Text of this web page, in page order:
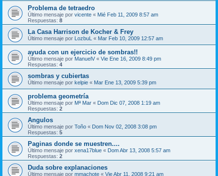
Problema de tetraedro
Último mensaje por vicente « Mié Feb 11, 2009 8:57 am
Respuestas: 8
La Casa Harrison de Kocher & Frey
Último mensaje por LozbuL « Mar Feb 10, 2009 12:57 am
ayuda con un ejercicio de sombras!!
Último mensaje por ManuelV « Vie Ene 16, 2009 8:49 pm
Respuestas: 4
sombras y cubiertas
Último mensaje por kelpie « Mar Ene 13, 2009 5:39 pm
problema geometría
Último mensaje por Mª Mar « Dom Dic 07, 2008 1:19 am
Respuestas: 2
Angulos
Último mensaje por Toño « Dom Nov 02, 2008 3:08 pm
Respuestas: 5
Paginas donde se muestren....
Último mensaje por xena17blue « Dom Abr 13, 2008 5:57 am
Respuestas: 2
Duda sobre explanaciones
Último mensaje por mmachote « Vie Abr 11, 2008 9:21 am